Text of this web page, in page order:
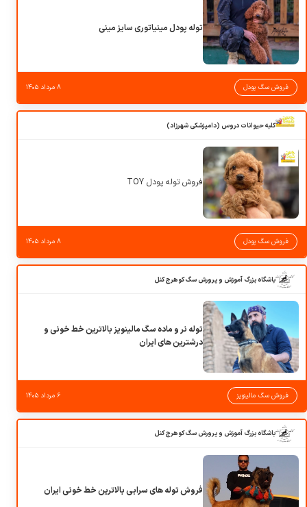
توله پودل مینیاتوری سایز مینی
فروش سگ پودل ۸ مرداد ۱۴۰۵
کلبه حیوانات دروس (دامپزشکی شهرزاد)
فروش توله پودل TOY
فروش سگ پودل ۸ مرداد ۱۴۰۵
باشگاه بزرگ آموزش و پرورش سگ کوهرج کنل
توله نر و ماده سگ مالینویز بالاترین خط خونی و
درشترین های ایران
فروش سگ مالینویز ۶ مرداد ۱۴۰۵
باشگاه بزرگ آموزش و پرورش سگ کوهرج کنل
فروش توله های سرابی بالاترین خط خونی ایران